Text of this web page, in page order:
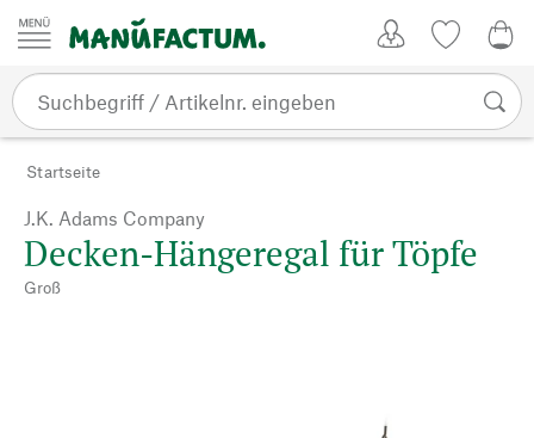
Zum Inhalt springen
Startseite
J.K. Adams Company
Decken-Hängeregal für Töpfe
Groß